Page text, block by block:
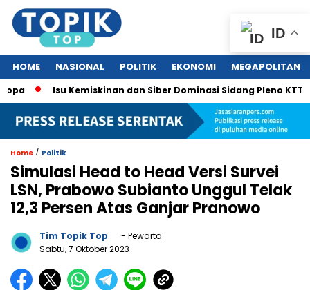
HOME NASIONAL POLITIK EKONOMI MEGAPOLITAN
Isu Kemiskinan dan Siber Dominasi Sidang Pleno KTT ASEAN
Home / Politik
Simulasi Head to Head Versi Survei
LSN, Prabowo Subianto Unggul Telak
12,3 Persen Atas Ganjar Pranowo
Tim Topik Top
- Pewarta
Sabtu, 7 Oktober 2023
ID